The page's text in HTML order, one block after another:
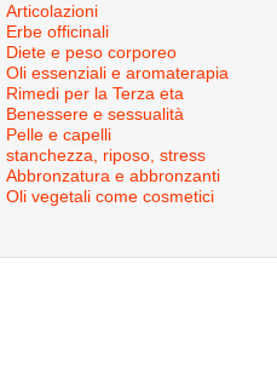
Articolazioni
Erbe officinali
Diete e peso corporeo
Oli essenziali e aromaterapia
Rimedi per la Terza eta
Benessere e sessualità
Pelle e capelli
stanchezza, riposo, stress
Abbronzatura e abbronzanti
Oli vegetali come cosmetici